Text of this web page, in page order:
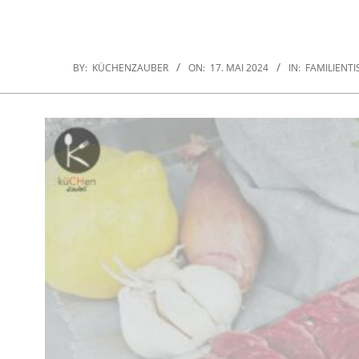
BY: KÜCHENZAUBER ON: 17. MAI 2024 IN: